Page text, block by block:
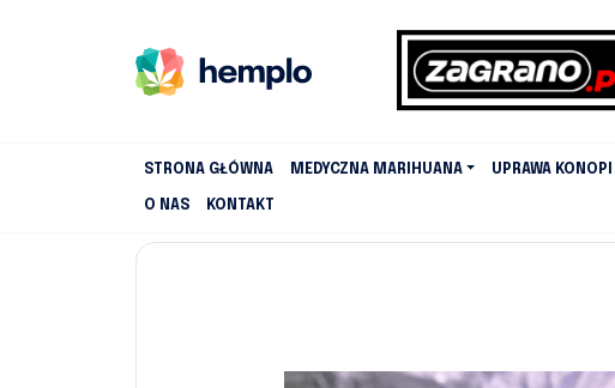
STRONA GŁÓWNA MEDYCZNA MARIHUANA UPRAWA KONOPI
O NAS KONTAKT